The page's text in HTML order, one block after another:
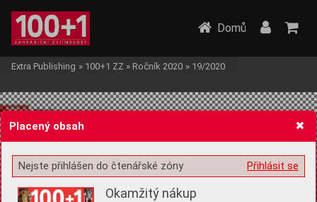
Žádost o souhlas s ukládáním volitelných informací
Domů
Extra Publishing » 100+1 ZZ » Ročník 2020 » 19/2020
Placený obsah
Přihlásit se
Nejste přihlášen do čtenářské zóny
Okamžitý nákup